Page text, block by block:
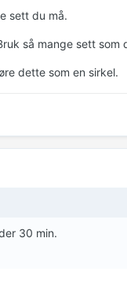
sett du må.
så mange sett som
dette som en sirkel.
30 min.